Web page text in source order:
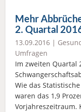
Mehr
2. Quartal
13.09.2016 |
Umfragen
Im zweiten Quartal
Wie das
waren das 1,9
Vorjahreszeitraum.